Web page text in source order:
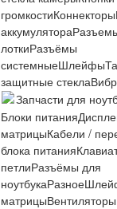
громкостиКоннекторы
аккумулятора
лоткиРазъёмы
системныеШлейфы
защитные стекла
Запчасти для
Блоки питания
матрицыКабели /
блока питания
петлиРазъёмы для
ноутбукаРазное
матрицы